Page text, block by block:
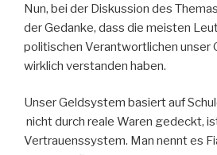
Nun, bei der Diskussion des
der Gedanke, dass die meisten
politischen Verantwortlichen unser
wirklich verstanden haben.
Unser Geldsystem basiert auf
nicht durch reale Waren gedeckt,
Vertrauenssystem. Man nennt es